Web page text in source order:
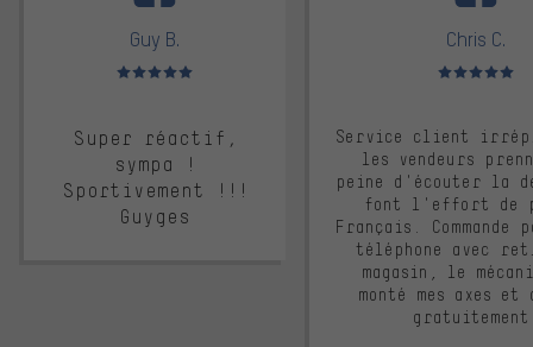
Guy B.
Note moyenne : 5 sur 5
Super réactif,
sympa !
Sportivement !!!
Guyges
Chris C.
Note moyenne :
Service client
les vendeurs
peine d'écouter la
font l'effort de
Français. Commande
téléphone avec
magasin, le
monté mes axes et